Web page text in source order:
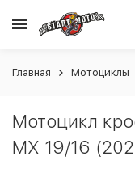
Главная Мотоциклы
Мотоцикл
MX 19/16